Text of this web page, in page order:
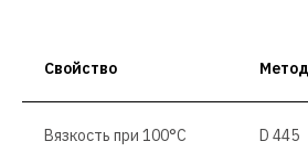
Свойство Метод
Вязкость при 100°C D 445